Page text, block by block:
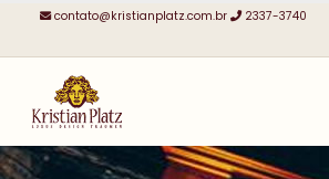
contato@kristianplatz.com.br 2337-3740